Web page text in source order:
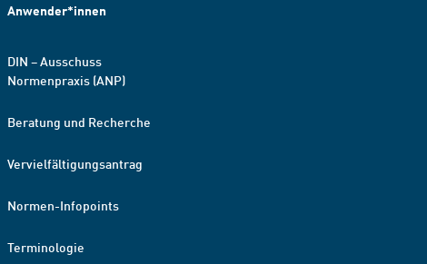
Anwender*innen
DIN – Ausschuss
Normenpraxis (ANP)
Beratung und Recherche
Vervielfältigungsantrag
Normen-Infopoints
Terminologie